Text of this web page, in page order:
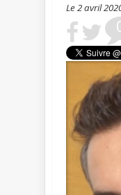
Le 2 avril